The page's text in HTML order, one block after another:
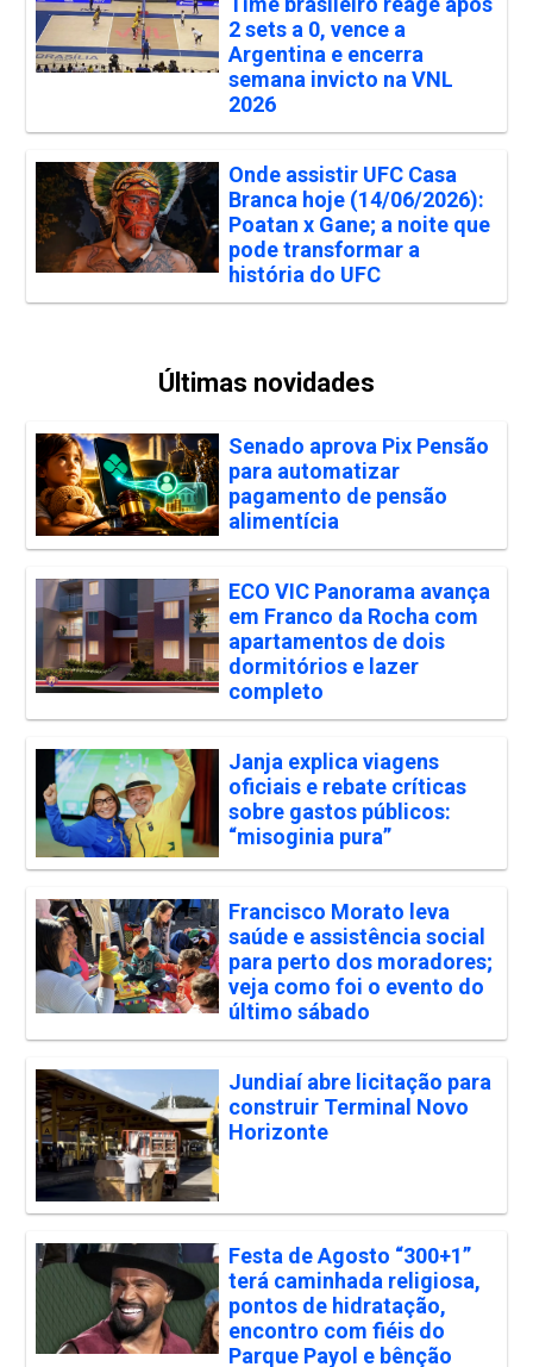
2 sets a 0, vence a
Argentina e encerra
semana invicto na VNL
2026
Onde assistir UFC Casa
Branca hoje (14/06/2026):
Poatan x Gane; a noite que
pode transformar a
história do UFC
Últimas novidades
Senado aprova Pix Pensão
para automatizar
pagamento de pensão
alimentícia
ECO VIC Panorama avança
em Franco da Rocha com
apartamentos de dois
dormitórios e lazer
completo
Janja explica viagens
oficiais e rebate críticas
sobre gastos públicos:
“misoginia pura”
Francisco Morato leva
saúde e assistência social
para perto dos moradores;
veja como foi o evento do
último sábado
Jundiaí abre licitação para
construir Terminal Novo
Horizonte
Festa de Agosto “300+1”
terá caminhada religiosa,
pontos de hidratação,
encontro com fiéis do
Parque Payol e bênção